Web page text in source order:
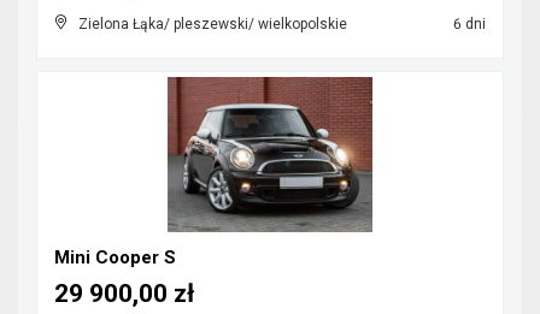
Zielona Łąka/ pleszewski/ wielkopolskie 6 dni
Mini Cooper S
29 900,00 zł